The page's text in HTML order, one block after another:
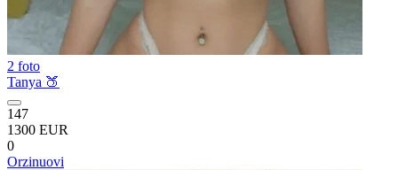
2 foto
Tanya 🍑
147
1300 EUR
0
Orzinuovi